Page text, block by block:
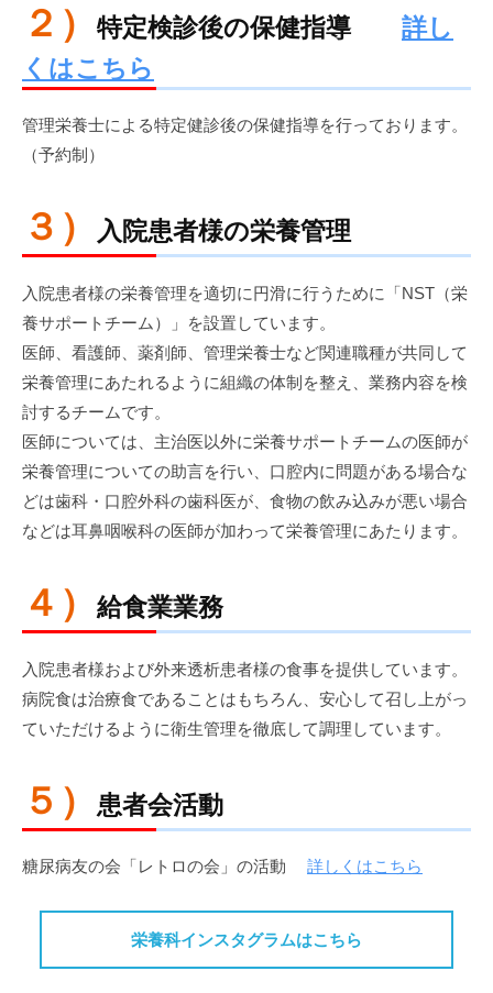
２） 特定検診後の保健指導 詳し
くはこちら
管理栄養士による特定健診後の保健指導を行っております。
（予約制）
３） 入院患者様の栄養管理
入院患者様の栄養管理を適切に円滑に行うために「NST（栄
養サポートチーム）」を設置しています。
医師、看護師、薬剤師、管理栄養士など関連職種が共同して
栄養管理にあたれるように組織の体制を整え、業務内容を検
討するチームです。
医師については、主治医以外に栄養サポートチームの医師が
栄養管理についての助言を行い、口腔内に問題がある場合な
どは歯科・口腔外科の歯科医が、食物の飲み込みが悪い場合
などは耳鼻咽喉科の医師が加わって栄養管理にあたります。
４） 給食業業務
入院患者様および外来透析患者様の食事を提供しています。
病院食は治療食であることはもちろん、安心して召し上がっ
ていただけるように衛生管理を徹底して調理しています。
５） 患者会活動
糖尿病友の会「レトロの会」の活動 詳しくはこちら
栄養科インスタグラムはこちら